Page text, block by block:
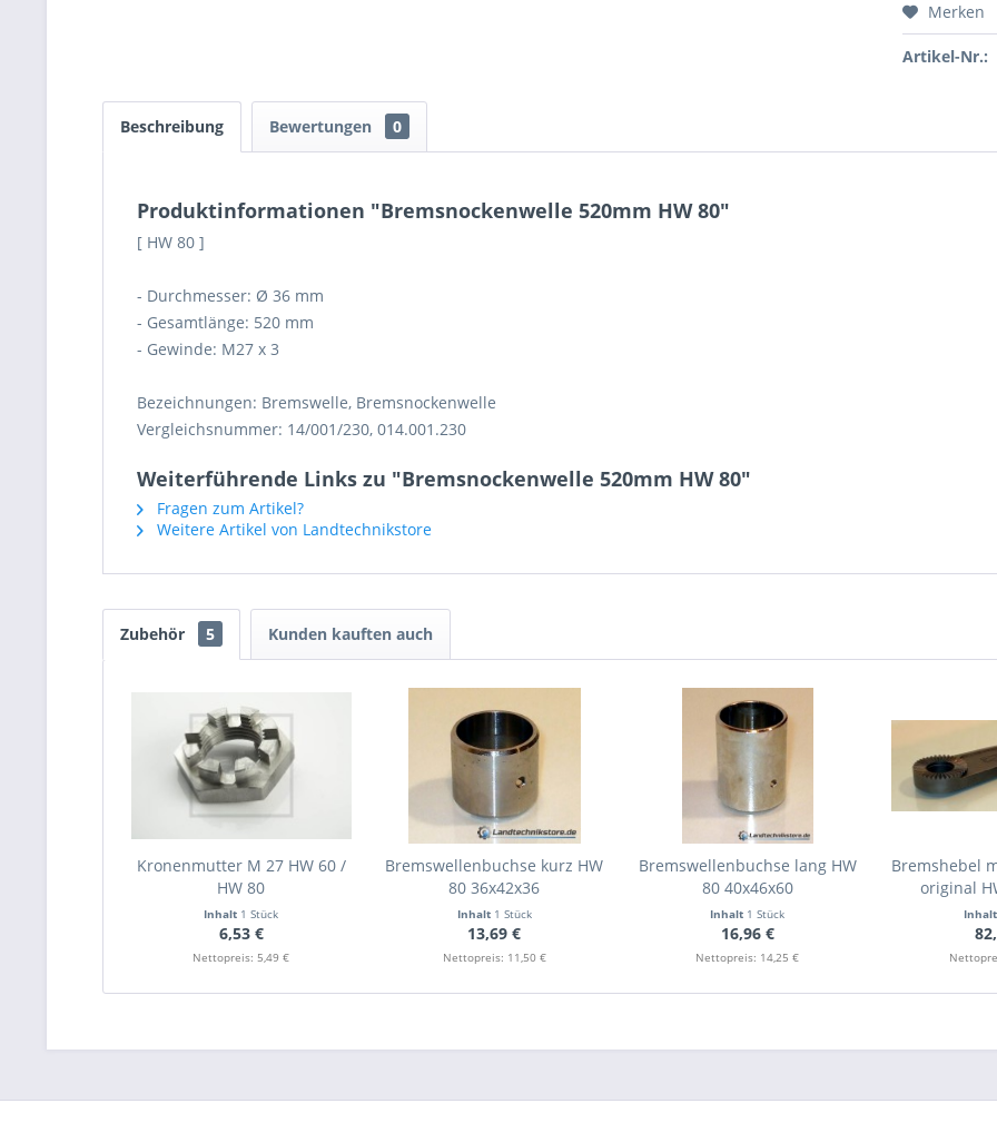
Preis
Mit *
Merken
Artikel-Nr.:
Beschreibung Bewertungen 0
Produktinformationen "Bremsnockenwelle 520mm HW 80"
[ HW 80 ]
- Durchmesser: Ø 36 mm
- Gesamtlänge: 520 mm
- Gewinde: M27 x 3
Bezeichnungen: Bremswelle, Bremsnockenwelle
Vergleichsnummer: 14/001/230, 014.001.230
Weiterführende Links zu "Bremsnockenwelle 520mm HW 80"
Fragen zum Artikel?
Weitere Artikel von Landtechnikstore
Zubehör 5 Kunden kauften auch
Kronenmutter M 27 HW 60 /
HW 80
Inhalt 1 Stück
6,53 €
Nettopreis: 5,49 €
Bremswellenbuchse kurz HW
80 36x42x36
Inhalt 1 Stück
13,69 €
Nettopreis: 11,50 €
Bremswellenbuchse lang HW
80 40x46x60
Inhalt 1 Stück
16,96 €
Nettopreis: 14,25 €
Bremshebel
original
Inhalt